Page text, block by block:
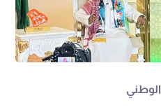
الوطني